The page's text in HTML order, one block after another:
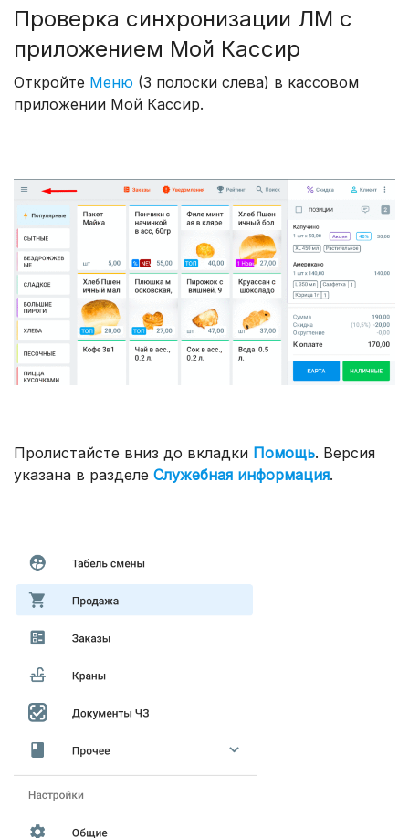
Проверка синхронизации ЛМ с
приложением Мой Кассир
Откройте Меню (3 полоски слева) в кассовом
приложении Мой Кассир.
Пролистайсте вниз до вкладки Помощь. Версия
указана в разделе Служебная информация.